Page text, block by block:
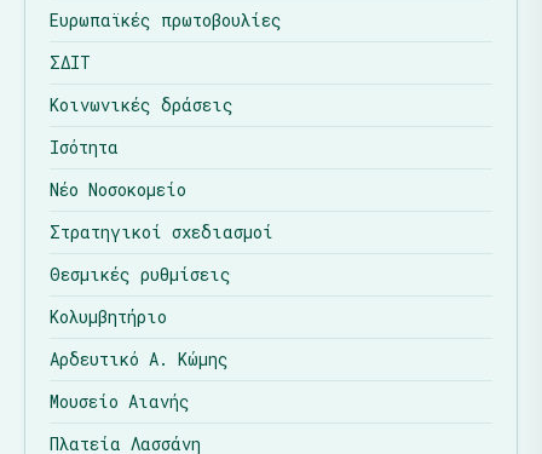
Ευρωπαϊκές πρωτοβουλίες
ΣΔΙΤ
Κοινωνικές δράσεις
Ισότητα
Νέο Νοσοκομείο
Στρατηγικοί σχεδιασμοί
Θεσμικές ρυθμίσεις
Κολυμβητήριο
Αρδευτικό Α. Κώμης
Μουσείο Αιανής
Πλατεία Λασσάνη